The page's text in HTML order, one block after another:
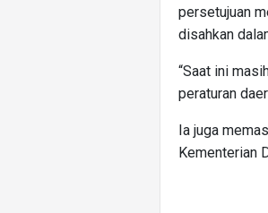
persetujuan
disahkan
“Saat ini
peraturan
Ia juga
Kementerian